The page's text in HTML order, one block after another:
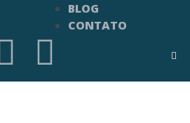
BLOG
CONTATO